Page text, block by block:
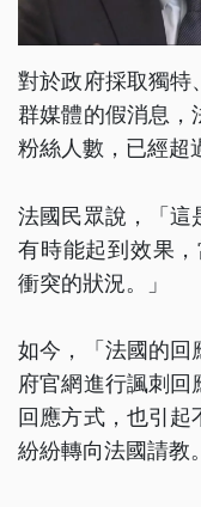
對於政府採取獨特
群媒體的假消息，
粉絲人數，已經超
法國民眾說，「這
有時能起到效果
衝突的狀況。」
如今，「法國的回
府官網進行諷刺回
回應方式，也引起
紛紛轉向法國請教。